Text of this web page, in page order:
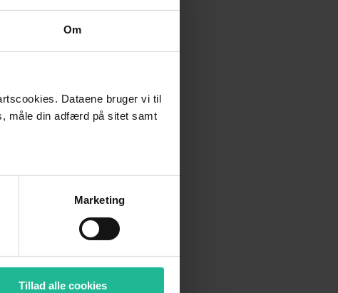
Om
Dataene bruger vi til
måle din adfærd på sitet samt
Marketing
Tillad alle cookies